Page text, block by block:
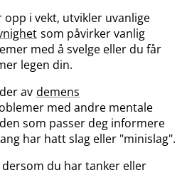
i vekt, utvikler uvanlige
som påvirker vanlig
med å svelge eller du får
legen din.
av demens
med andre mentale
som passer deg informere
har hatt slag eller "minislag".
du har tanker eller